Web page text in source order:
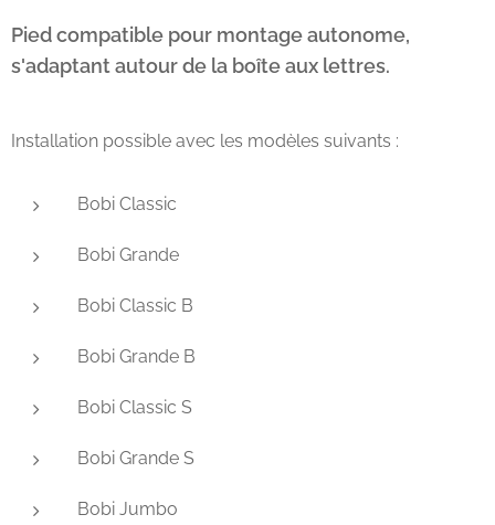
Pied compatible pour montage autonome,
s'adaptant autour de la boîte aux lettres.
Installation possible avec les modèles suivants :
Bobi Classic
Bobi Grande
Bobi Classic B
Bobi Grande B
Bobi Classic S
Bobi Grande S
Bobi Jumbo